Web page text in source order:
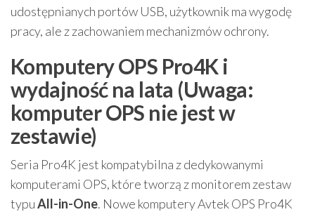
udostępnianych portów USB, użytkownik ma wygodę
pracy, ale z zachowaniem mechanizmów ochrony.
Komputery OPS Pro4K i
wydajność na lata (Uwaga:
komputer OPS nie jest w
zestawie)
Seria Pro4K jest kompatybilna z dedykowanymi
komputerami OPS, które tworzą z monitorem zestaw
typuAll-in-One. Nowe komputery Avtek OPS Pro4K